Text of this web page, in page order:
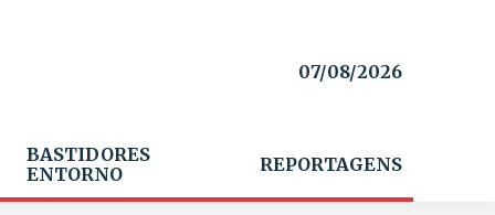
07/08/2026
BASTIDORES
ENTORNO
REPORTAGENS